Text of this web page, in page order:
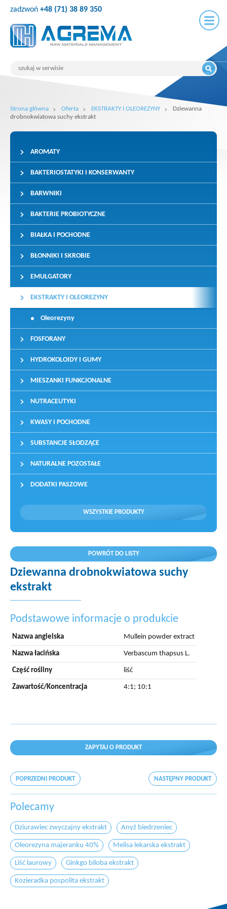
zadzwoń +48 (71) 38 89 350
Strona główna Oferta EKSTRAKTY I OLEOREZYNY
Dziewanna
drobnokwiatowa suchy ekstrakt
AROMATY
BAKTERIOSTATYKI I KONSERWANTY
BARWNIKI
BAKTERIE PROBIOTYCZNE
BIAŁKA I POCHODNE
BŁONNIKI I SKROBIE
EMULGATORY
EKSTRAKTY I OLEOREZYNY
Oleorezyny
FOSFORANY
HYDROKOLOIDY I GUMY
MIESZANKI FUNKCJONALNE
NUTRACEUTYKI
KWASY I POCHODNE
SUBSTANCJE SŁODZĄCE
NATURALNE POZOSTAŁE
DODATKI PASZOWE
WSZYSTKIE PRODUKTY
POWRÓT DO LISTY
Dziewanna drobnokwiatowa suchy
ekstrakt
Podstawowe informacje o produkcie
Nazwa angielska Mullein powder extract
Nazwa łacińska Verbascum thapsus L.
Część rośliny liść
Zawartość/Koncentracja 4:1; 10:1
ZAPYTAJ O PRODUKT
POPRZEDNI PRODUKT NASTĘPNY PRODUKT
Polecamy
Dziurawiec zwyczajny ekstrakt Anyż biedrzeniec
Oleorezyna majeranku 40% Melisa lekarska ekstrakt
Liść laurowy Ginkgo biloba ekstrakt
Kozieradka pospolita ekstrakt